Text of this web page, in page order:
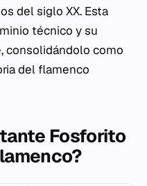
del siglo XX. Esta
técnico y su
consolidándolo como
del flamenco
Fosforito